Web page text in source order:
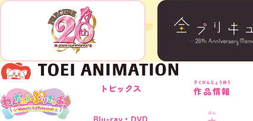
©ABC-A・東映アニメーション
トピックス 作品情報
さくひんじょうほう
Blu-ray・DVD ほん